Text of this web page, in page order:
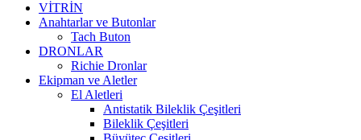
VİTRİN
Anahtarlar ve Butonlar
Tach Buton
DRONLAR
Richie Dronlar
Ekipman ve Aletler
El Aletleri
Antistatik Bileklik Çeşitleri
Bileklik Çeşitleri